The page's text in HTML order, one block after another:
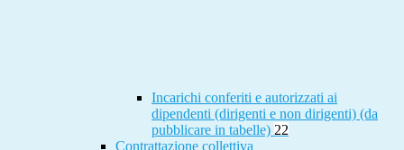
Incarichi conferiti e autorizzati ai
dipendenti (dirigenti e non dirigenti) (da
pubblicare in tabelle) 22
Contrattazione collettiva